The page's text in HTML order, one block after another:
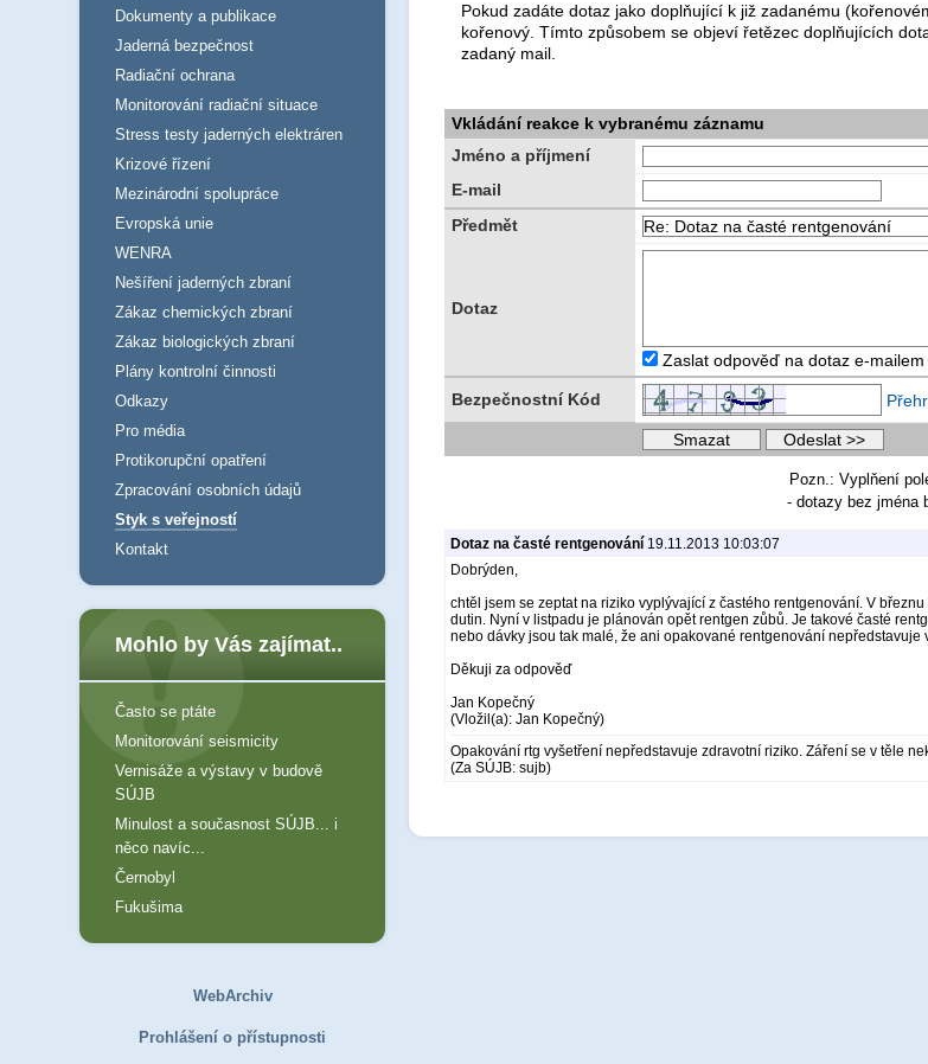
Pokud zadáte dotaz jako doplňující k již zadanému
kořenový. Tímto způsobem se objeví řetězec doplňujících
zadaný mail.
Vkládání reakce k vybranému záznamu
Jméno a příjmení
E-mail
Předmět
Dotaz
Zaslat odpověď na dotaz e-mailem
Bezpečnostní Kód
Pozn.: Vyplňení
- dotazy bez jména
Dotaz na časté rentgenování 19.11.2013 10:03:07
Dobrýden,
chtěl jsem se zeptat na riziko vyplývající z častého rentgenování. V
dutin. Nyní v listpadu je plánován opět rentgen zůbů. Je takové časté
nebo dávky jsou tak malé, že ani opakované rentgenování nepředstavuje
Děkuji za odpověď
Jan Kopečný
(Vložil(a): Jan Kopečný)
Opakování rtg vyšetření nepředstavuje zdravotní riziko. Záření se v těle
(Za SÚJB: sujb)
Dokumenty a publikace
Jaderná bezpečnost
Radiační ochrana
Monitorování radiační situace
Stress testy jaderných elektráren
Krizové řízení
Mezinárodní spolupráce
Evropská unie
WENRA
Nešíření jaderných zbraní
Zákaz chemických zbraní
Zákaz biologických zbraní
Plány kontrolní činnosti
Odkazy
Pro média
Protikorupční opatření
Zpracování osobních údajů
Styk s veřejností
Kontakt
Mohlo by Vás zajímat..
Často se ptáte
Monitorování seismicity
Vernisáže a výstavy v budově
SÚJB
Minulost a současnost SÚJB... i
něco navíc...
Černobyl
Fukušima
WebArchiv
Prohlášení o přístupnosti